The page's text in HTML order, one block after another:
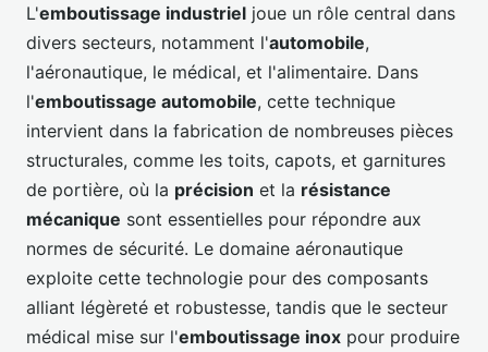
L'emboutissage industriel joue un rôle central dans
divers secteurs, notamment l'automobile,
l'aéronautique, le médical, et l'alimentaire. Dans
l'emboutissage automobile, cette technique
intervient dans la fabrication de nombreuses pièces
structurales, comme les toits, capots, et garnitures
de portière, où la précision et la résistance
mécanique sont essentielles pour répondre aux
normes de sécurité. Le domaine aéronautique
exploite cette technologie pour des composants
alliant légèreté et robustesse, tandis que le secteur
médical mise sur l'emboutissage inox pour produire